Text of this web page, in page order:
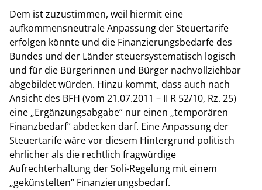
Dem ist zuzustimmen, weil hiermit eine
aufkommensneutrale Anpassung der Steuertarife
erfolgen könnte und die Finanzierungsbedarfe des
Bundes und der Länder steuersystematisch logisch
und für die Bürgerinnen und Bürger nachvollziehbar
abgebildet würden. Hinzu kommt, dass auch nach
Ansicht des BFH (vom 21.07.2011 – II R 52/10, Rz. 25)
eine „Ergänzungsabgabe“ nur einen „temporären
Finanzbedarf“ abdecken darf. Eine Anpassung der
Steuertarife wäre vor diesem Hintergrund politisch
ehrlicher als die rechtlich fragwürdige
Aufrechterhaltung der Soli-Regelung mit einem
„gekünstelten“ Finanzierungsbedarf.